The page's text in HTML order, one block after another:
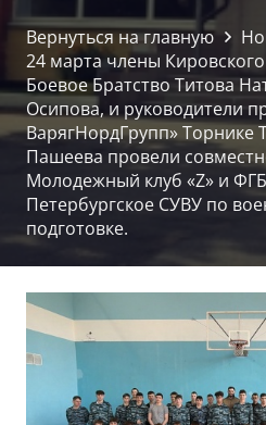
Вернуться на главную
24 марта члены
Боевое Братство Титова
Осипова, и руководители
ВарягНордГрупп» Торнике
Пашеева провели
Молодежный клуб «Z» и
Петербургское СУВУ по
подготовке.